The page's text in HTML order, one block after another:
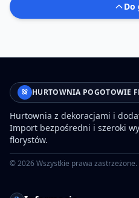
Do
HURTOWNIA POGOTOWIE
Hurtownia z dekoracjami i
Import bezpośredni i szeroki
florystów.
©2026Wszystkie prawa zastrzeżone.